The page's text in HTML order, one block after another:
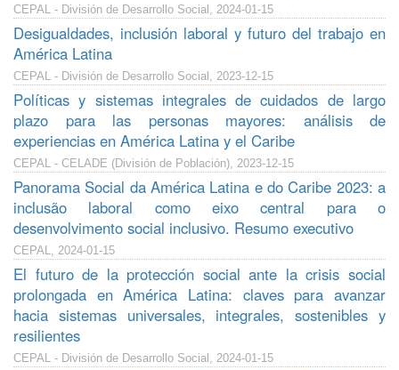
CEPAL - División de Desarrollo Social, 2024-01-15
Desigualdades, inclusión laboral y futuro del trabajo en
América Latina
CEPAL - División de Desarrollo Social, 2023-12-15
Políticas y sistemas integrales de cuidados de largo
plazo para las personas mayores: análisis de
experiencias en América Latina y el Caribe
CEPAL - CELADE (División de Población), 2023-12-15
Panorama Social da América Latina e do Caribe 2023: a
inclusão laboral como eixo central para o
desenvolvimento social inclusivo. Resumo executivo
CEPAL, 2024-01-15
El futuro de la protección social ante la crisis social
prolongada en América Latina: claves para avanzar
hacia sistemas universales, integrales, sostenibles y
resilientes
CEPAL - División de Desarrollo Social, 2024-01-15